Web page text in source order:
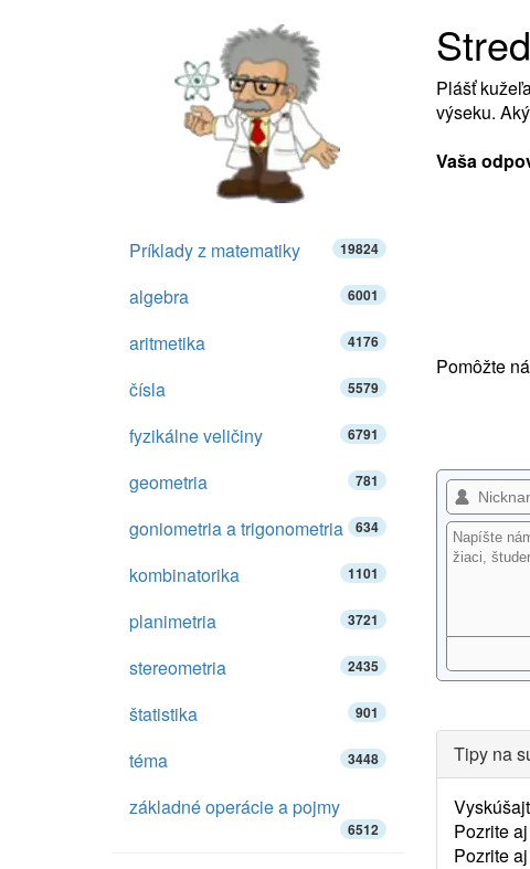
Plášť
výseku.
Vaša
Pomôžte
Tipy na
Pozrite
Pozrite
Príklady z matematiky 19824
algebra 6001
aritmetika 4176
čísla 5579
fyzikálne veličiny 6791
geometria 781
goniometria a trigonometria 634
kombinatorika 1101
planimetria 3721
stereometria 2435
štatistika 901
téma 3448
základné operácie a pojmy
6512